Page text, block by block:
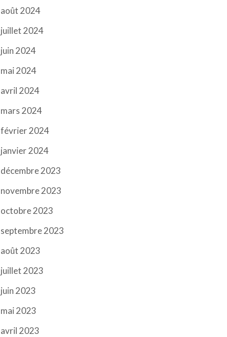
août 2024
juillet 2024
juin 2024
mai 2024
avril 2024
mars 2024
février 2024
janvier 2024
décembre 2023
novembre 2023
octobre 2023
septembre 2023
août 2023
juillet 2023
juin 2023
mai 2023
avril 2023